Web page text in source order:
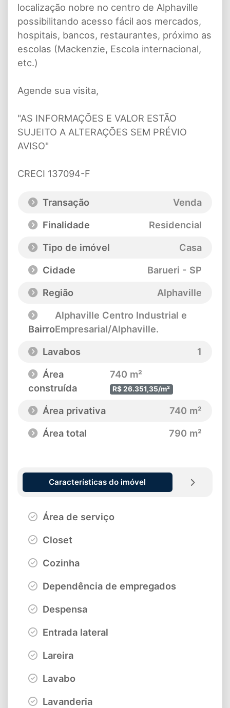
localização nobre no centro de Alphaville
possibilitando acesso fácil aos mercados,
hospitais, bancos, restaurantes, próximo as
escolas (Mackenzie, Escola internacional,
etc.)
Agende sua visita,
"AS INFORMAÇÕES E VALOR ESTÃO
SUJEITO A ALTERAÇÕES SEM PRÉVIO
AVISO"
CRECI 137094-F
Transação
Venda
Finalidade
Residencial
Tipo de imóvel
Casa
Cidade
Barueri - SP
Região
Alphaville
Bairro
Alphaville Centro Industrial e
Empresarial/Alphaville.
Lavabos
1
Área
construída
740 m²
R$ 26.351,35/m²
Área privativa
740 m²
Área total
790 m²
Características do imóvel
Área de serviço
Closet
Cozinha
Dependência de empregados
Despensa
Entrada lateral
Lareira
Lavabo
Lavanderia